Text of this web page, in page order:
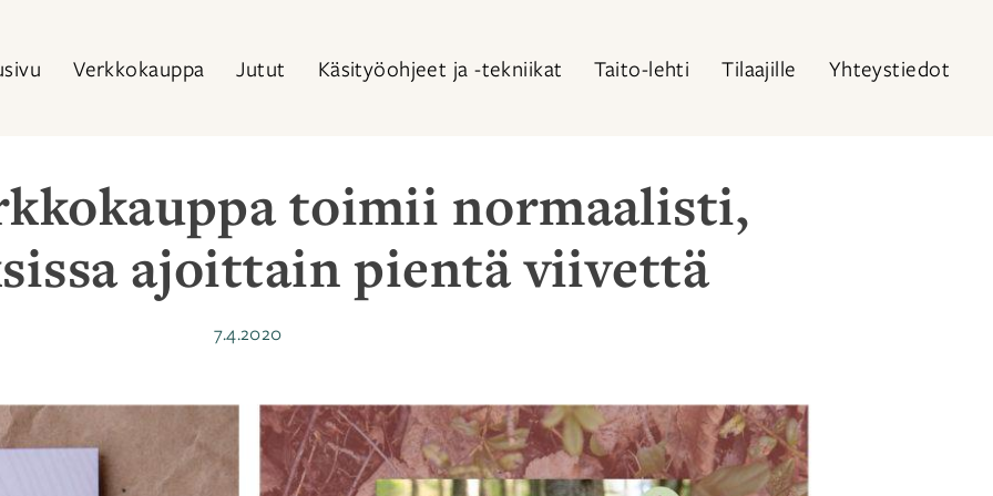
Verkkokauppa Jutut Käsityöohjeet ja -tekniikat Taito-lehti Tilaajille Yhteystiedot
toimii normaalisti,
ajoittain pientä viivettä
Julkaistu
7.4.2020